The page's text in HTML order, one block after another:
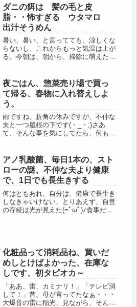
ダニの餌は 髪の毛と皮
脂・・怖すぎる ウタマロ
出汁そうめん
暑い、暑い、と言ってても、涼しくな
らないし、これからもっと気温は上が
る。今朝は、朝から、掃除に萌えた。
のに、よく汚れが取れる。まずは、玄
関から。雑巾を揉みだすのが嫌いなの
で...
夜ごはん、惣菜売り場で買っ
て帰る、春物に入れ替えしよ
う。
雨ですね。折角の休みですが、不仲な
夫と一つ屋根の下です(・_・;)さあ
て、そんな事を気にしてたら、何も事
たので、帰宅して、まず、風呂に入る
ことに。風呂は3日目のドヨーンと
し...
アノ乳酸菌、毎日1本の、スト
ローの謎、不仲な夫より健康
で、1日でも長生きする
何はともあれ、自分は、健康で長生き
しなきゃいけない、とりあえず、自営
の存続は光が見えた(=ﾟωﾟ)ﾉ食事だ
ブ...
化粧品って消耗品ね、買いだ
めしとけばよかった、在庫な
しです、初タピオカ～
「ああ、雷、カミナリ！」「テレビ消
して！」昔、母が言ってたなぁ・・・
大爆音の雷に稲光、見ながら、そんな